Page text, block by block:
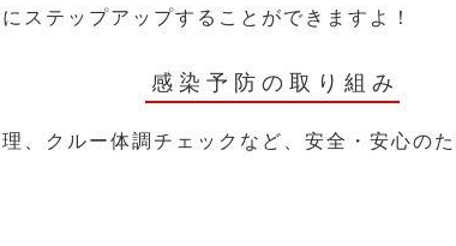
ステップアップすることができますよ！
感染予防の取り組み
、クルー体調チェックなど、安全・安心の